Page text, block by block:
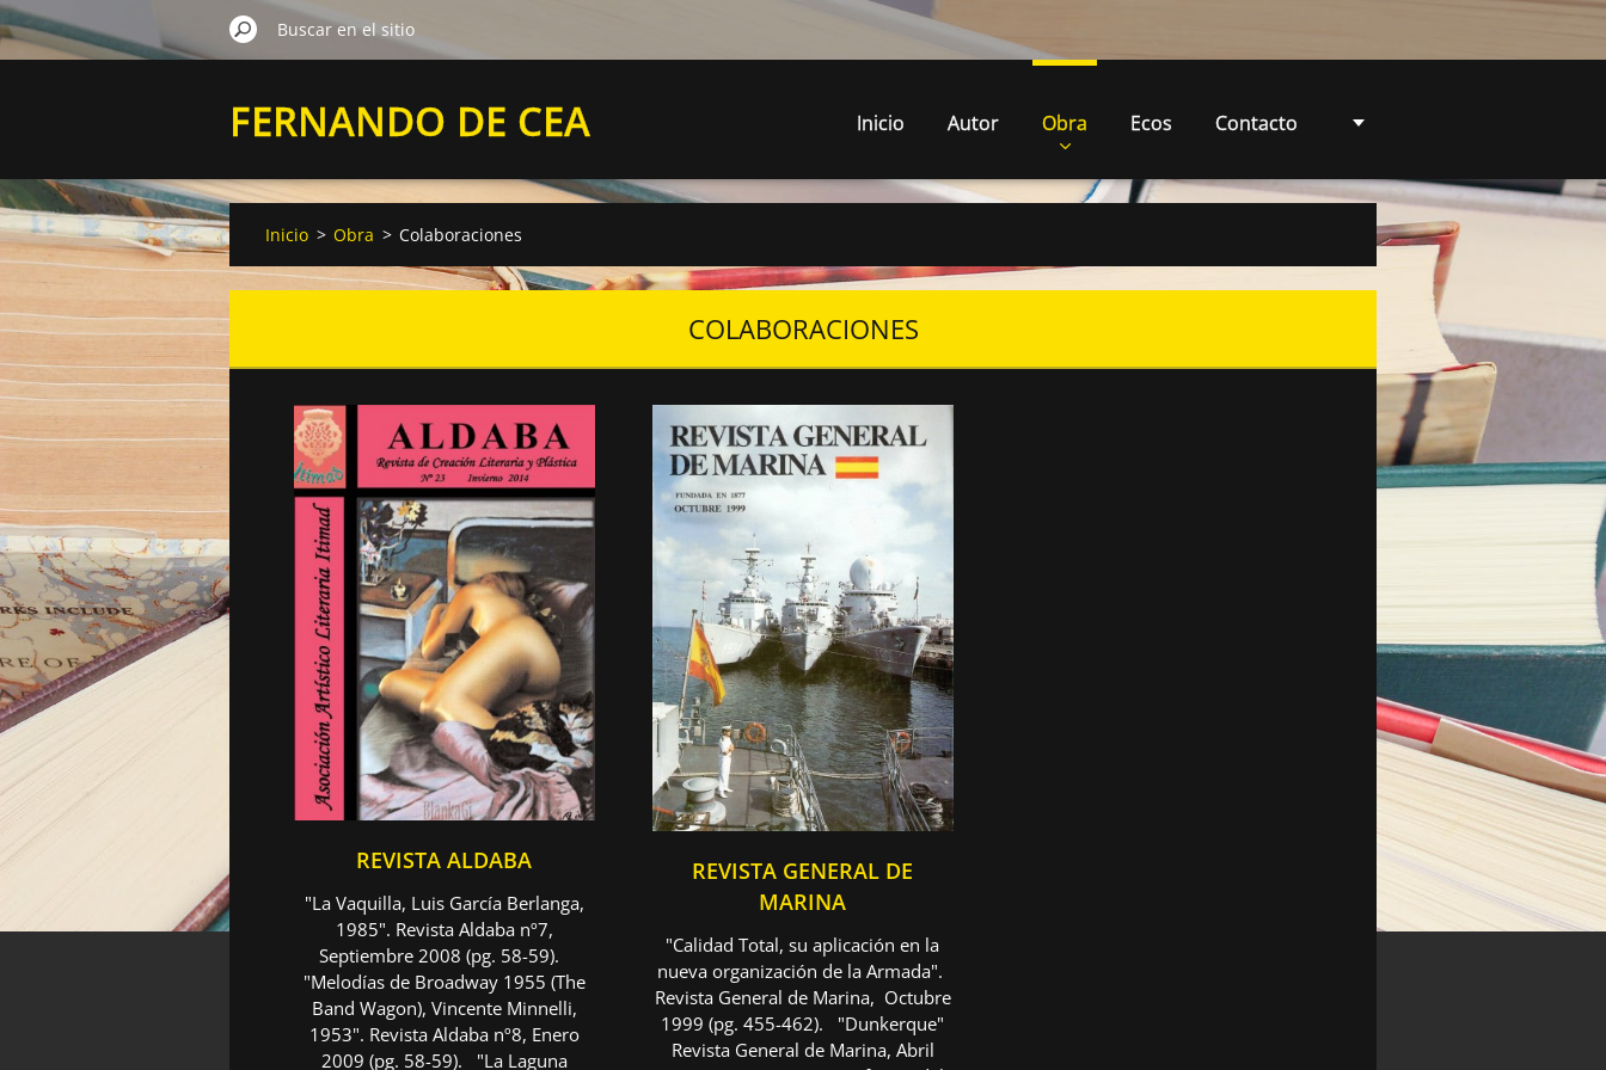
FERNANDO DE CEA
VELASCO
Inicio Autor Obra Ecos Contacto
Inicio > Obra > Colaboraciones
COLABORACIONES
REVISTA ALDABA
"La Vaquilla, Luis García Berlanga,
1985". Revista Aldaba nº7,
Septiembre 2008 (pg. 58-59).
"Melodías de Broadway 1955 (The
Band Wagon), Vincente Minnelli,
1953". Revista Aldaba nº8, Enero
2009 (pg. 58-59). "La Laguna
REVISTA GENERAL DE
MARINA
"Calidad Total, su aplicación en la
nueva organización de la Armada".
Revista General de Marina, Octubre
1999 (pg. 455-462). "Dunkerque"
Revista General de Marina, Abril